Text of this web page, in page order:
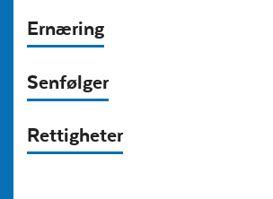
Ernæring
Senfølger
Rettigheter